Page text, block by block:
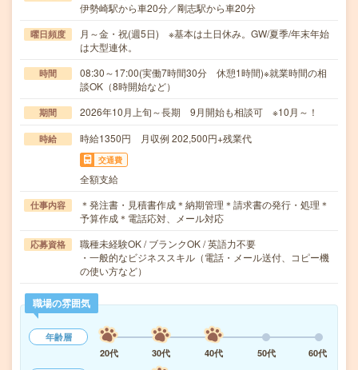
伊勢崎駅から車20分／剛志駅から車20分
曜日頻度
月～金・祝(週5日) ※基本は土日休み。GW/夏季/年末年始
は大型連休。
時間
08:30～17:00(実働7時間30分 休憩1時間)※就業時間の相
談OK（8時開始など）
期間 2026年10月上旬～長期 9月開始も相談可 ※10月～！
時給 時給1350円 月収例 202,500円+残業代
交通費
全額支給
仕事内容
＊発注書・見積書作成＊納期管理＊請求書の発行・処理＊
予算作成＊電話応対、メール対応
応募資格
職種未経験OK / ブランクOK / 英語力不要
・一般的なビジネススキル（電話・メール送付、コピー機
の使い方など）
職場の雰囲気
年齢層
20代
30代 40代 50代
60代